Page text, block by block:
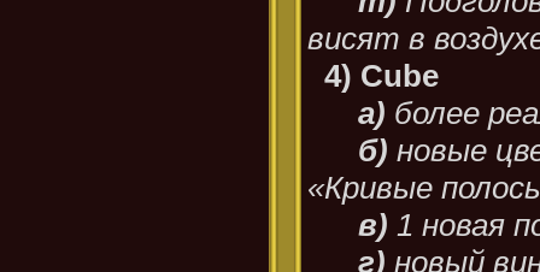
висят в
4) Cube
а) более
б) новые
«Кривые
в) 1 новая
г) новый